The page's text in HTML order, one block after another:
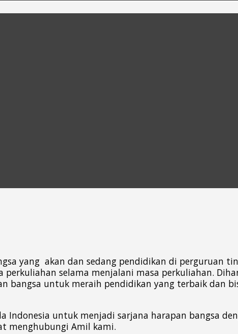
yang akan dan sedang pendidikan di perguruan
selama menjalani masa perkuliahan.
bangsa untuk meraih pendidikan yang terbaik dan
Indonesia untuk menjadi sarjana harapan bangsa
menghubungi Amil kami.